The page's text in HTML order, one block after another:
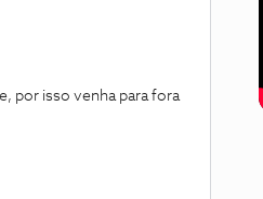
por isso venha para fora